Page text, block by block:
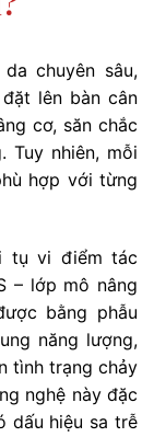
chuyên sâu,
lên bàn cân
cơ, săn chắc
Tuy nhiên, mỗi
hợp với từng
tụ vi điểm tác
– lớp mô nâng
bằng phẫu
năng lượng,
tình trạng chảy
nghệ này đặc
dấu hiệu sa trễ